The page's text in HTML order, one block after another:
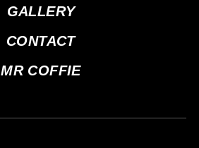
GALLERY
CONTACT
MR COFFIE